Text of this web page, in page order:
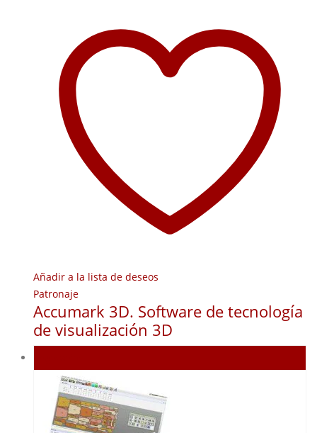
Añadir a la lista de deseos
Patronaje
Accumark 3D. Software de tecnología
de visualización 3D